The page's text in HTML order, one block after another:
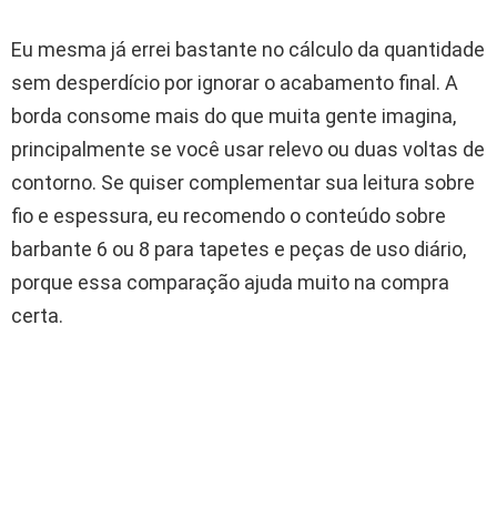
Eu mesma já errei bastante no cálculo da quantidade
sem desperdício por ignorar o acabamento final. A
borda consome mais do que muita gente imagina,
principalmente se você usar relevo ou duas voltas de
contorno. Se quiser complementar sua leitura sobre
fio e espessura, eu recomendo o conteúdo sobre
barbante 6 ou 8 para tapetes e peças de uso diário,
porque essa comparação ajuda muito na compra
certa.